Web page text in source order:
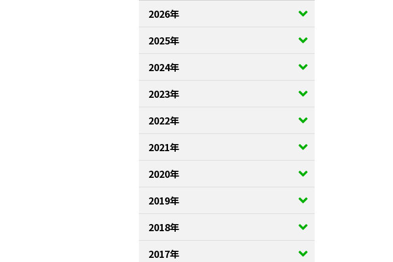
2026年
2025年
2024年
2023年
2022年
2021年
2020年
2019年
2018年
2017年